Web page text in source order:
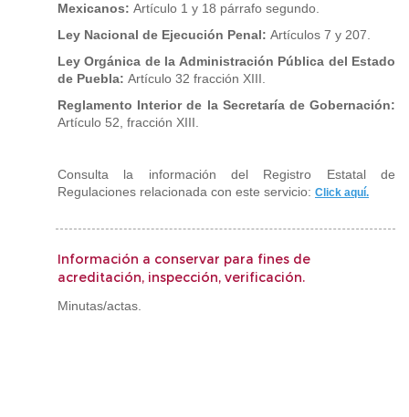
Mexicanos: Artículo 1 y 18 párrafo segundo.
Ley Nacional de Ejecución Penal: Artículos 7 y 207.
Ley Orgánica de la Administración Pública del Estado
de Puebla: Artículo 32 fracción XIII.
Reglamento Interior de la Secretaría de Gobernación:
Artículo 52, fracción XIII.
Consulta la información del Registro Estatal de
Regulaciones relacionada con este servicio: Click aquí.
Información a conservar para fines de
acreditación, inspección, verificación.
Minutas/actas.